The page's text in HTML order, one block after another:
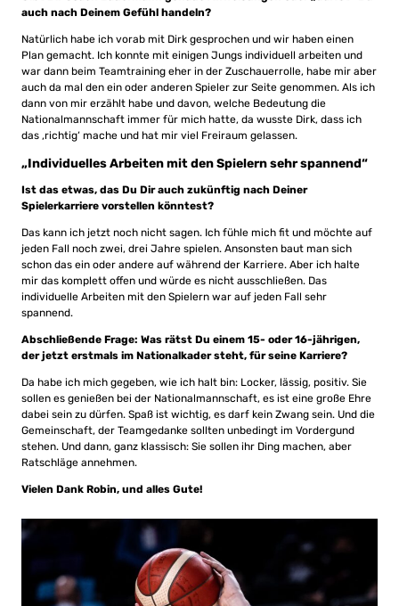
auch nach Deinem Gefühl handeln?
Natürlich habe ich vorab mit Dirk gesprochen und wir haben einen
Plan gemacht. Ich konnte mit einigen Jungs individuell arbeiten und
war dann beim Teamtraining eher in der Zuschauerrolle, habe mir aber
auch da mal den ein oder anderen Spieler zur Seite genommen. Als ich
dann von mir erzählt habe und davon, welche Bedeutung die
Nationalmannschaft immer für mich hatte, da wusste Dirk, dass ich
das ‚richtig‘ mache und hat mir viel Freiraum gelassen.
„Individuelles Arbeiten mit den Spielern sehr spannend“
Ist das etwas, das Du Dir auch zukünftig nach Deiner
Spielerkarriere vorstellen könntest?
Das kann ich jetzt noch nicht sagen. Ich fühle mich fit und möchte auf
jeden Fall noch zwei, drei Jahre spielen. Ansonsten baut man sich
schon das ein oder andere auf während der Karriere. Aber ich halte
mir das komplett offen und würde es nicht ausschließen. Das
individuelle Arbeiten mit den Spielern war auf jeden Fall sehr
spannend.
Abschließende Frage: Was rätst Du einem 15- oder 16-jährigen,
der jetzt erstmals im Nationalkader steht, für seine Karriere?
Da habe ich mich gegeben, wie ich halt bin: Locker, lässig, positiv. Sie
sollen es genießen bei der Nationalmannschaft, es ist eine große Ehre
dabei sein zu dürfen. Spaß ist wichtig, es darf kein Zwang sein. Und die
Gemeinschaft, der Teamgedanke sollten unbedingt im Vordergund
stehen. Und dann, ganz klassisch: Sie sollen ihr Ding machen, aber
Ratschläge annehmen.
Vielen Dank Robin, und alles Gute!